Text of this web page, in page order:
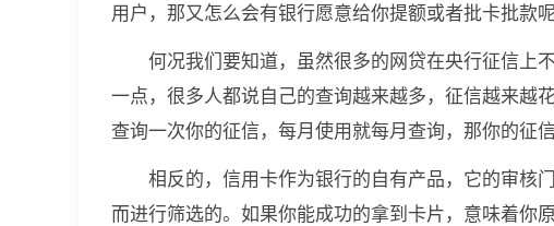
用户，那又怎么会有银行愿意给你提额或者批卡批款呢
何况我们要知道，虽然很多的网贷在央行征信上
一点，很多人都说自己的查询越来越多，征信越来越
查询一次你的征信，每月使用就每月查询，那你的征
相反的，信用卡作为银行的自有产品，它的审核
而进行筛选的。如果你能成功的拿到卡片，意味着你